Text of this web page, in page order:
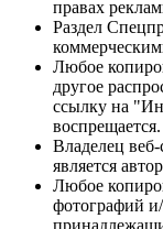
правах
Раздел
Любое
другое
ссылку на
воспрещается.
Владелец
является
Любое
фотографий